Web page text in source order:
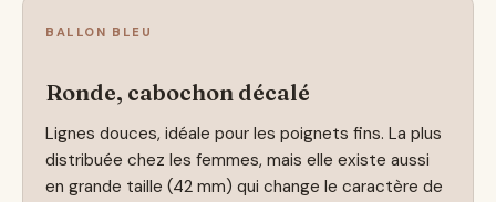
BALLON BLEU
Ronde, cabochon décalé
Lignes douces, idéale pour les poignets fins. La plus
distribuée chez les femmes, mais elle existe aussi
en grande taille (42 mm) qui change le caractère de